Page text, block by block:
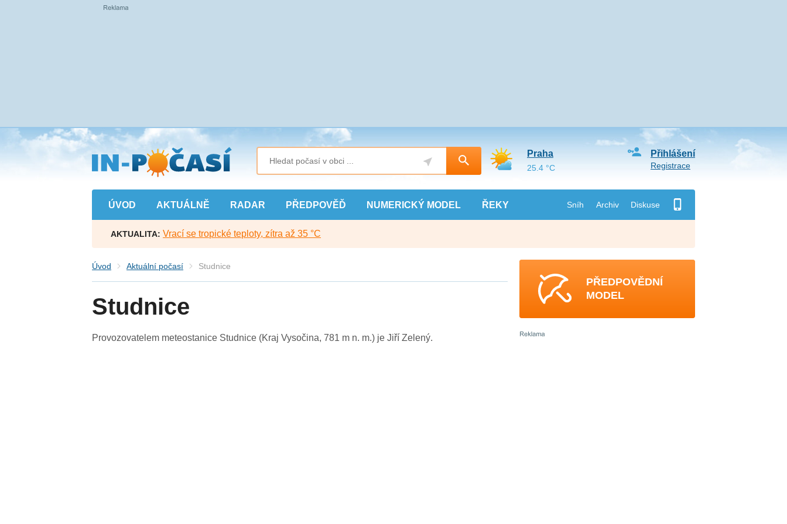
Přejít
na
hlavní
obsah
ÚVOD AKTUÁLNĚ RADAR PŘEDPOVĚĎ NUMERICKÝ MODEL ŘEKY Sníh Archiv Diskuse
Přihlášení
Registrace
Praha
25.4 °C
AKTUALITA: Vrací se tropické teploty, zítra až 35 °C
Úvod Aktuální počasí Studnice
Studnice
Provozovatelem meteostanice Studnice (Kraj Vysočina, 781 m n. m.) je Jiří Zelený.
PŘEDPOVĚDNÍ
MODEL